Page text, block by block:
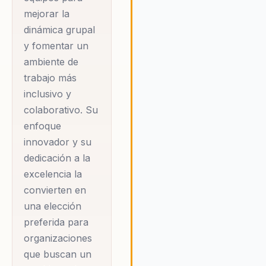
personal y estrategias
prácticas para el
crecimiento personal
y profesional. El
impacto de Paola no
se limita a sus
conferencias. Su
presencia en medios
como Dinero, RCN y
su autoridad en el
campo. Además, su
compromiso con el
desarrollo personal
se extiende a través
mejorar la
dinámica grupal
y fomentar un
ambiente de
trabajo más
inclusivo y
colaborativo. Su
enfoque
innovador y su
dedicación a la
excelencia la
convierten en
una elección
preferida para
organizaciones
que buscan un